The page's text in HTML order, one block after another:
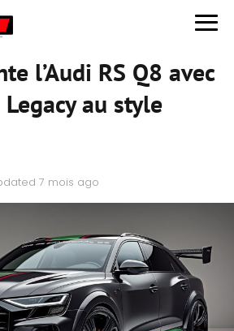
l’Audi RS Q8 avec
au style
7 mois ago